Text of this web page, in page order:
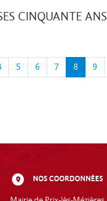
CINQUANTE ANS
5 6 7 8 9
NOS COORDONNÉES